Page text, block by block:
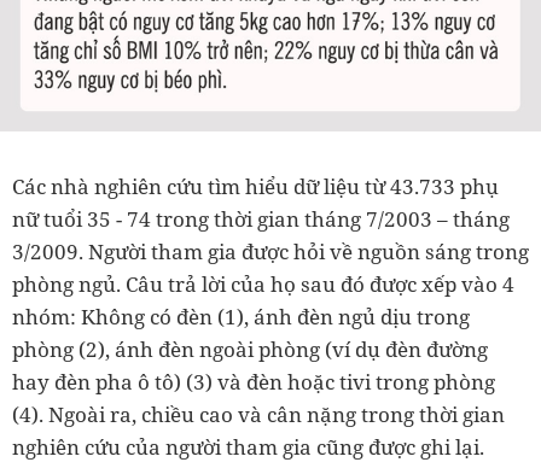
Các nhà nghiên cứu tìm hiểu dữ liệu từ 43.733 phụ
nữ tuổi 35 - 74 trong thời gian tháng 7/2003 – tháng
3/2009. Người tham gia được hỏi về nguồn sáng trong
phòng ngủ. Câu trả lời của họ sau đó được xếp vào 4
nhóm: Không có đèn (1), ánh đèn ngủ dịu trong
phòng (2), ánh đèn ngoài phòng (ví dụ đèn đường
hay đèn pha ô tô) (3) và đèn hoặc tivi trong phòng
(4). Ngoài ra, chiều cao và cân nặng trong thời gian
nghiên cứu của người tham gia cũng được ghi lại.